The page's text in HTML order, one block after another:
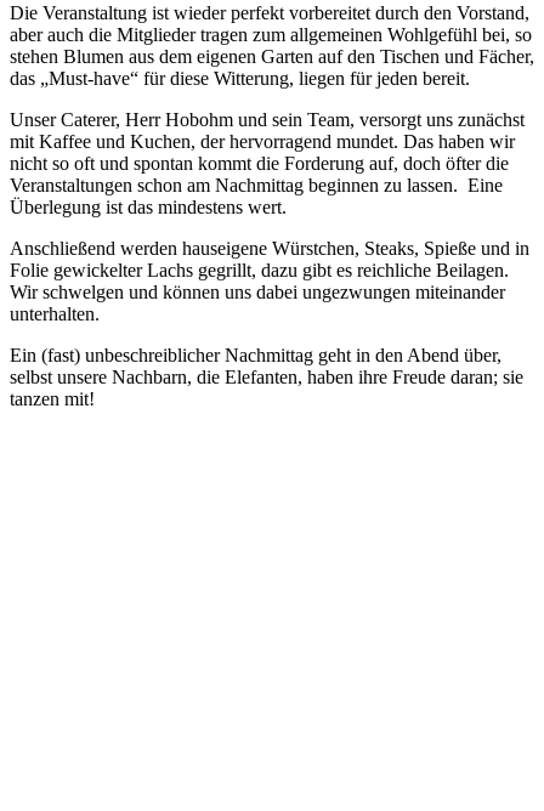
Die Veranstaltung ist wieder perfekt vorbereitet durch den Vorstand,
aber auch die Mitglieder tragen zum allgemeinen Wohlgefühl bei, so
stehen Blumen aus dem eigenen Garten auf den Tischen und Fächer,
das „Must-have“ für diese Witterung, liegen für jeden bereit.
Unser Caterer, Herr Hobohm und sein Team, versorgt uns zunächst
mit Kaffee und Kuchen, der hervorragend mundet. Das haben wir
nicht so oft und spontan kommt die Forderung auf, doch öfter die
Veranstaltungen schon am Nachmittag beginnen zu lassen. Eine
Überlegung ist das mindestens wert.
Anschließend werden hauseigene Würstchen, Steaks, Spieße und in
Folie gewickelter Lachs gegrillt, dazu gibt es reichliche Beilagen.
Wir schwelgen und können uns dabei ungezwungen miteinander
unterhalten.
Ein (fast) unbeschreiblicher Nachmittag geht in den Abend über,
selbst unsere Nachbarn, die Elefanten, haben ihre Freude daran; sie
tanzen mit!